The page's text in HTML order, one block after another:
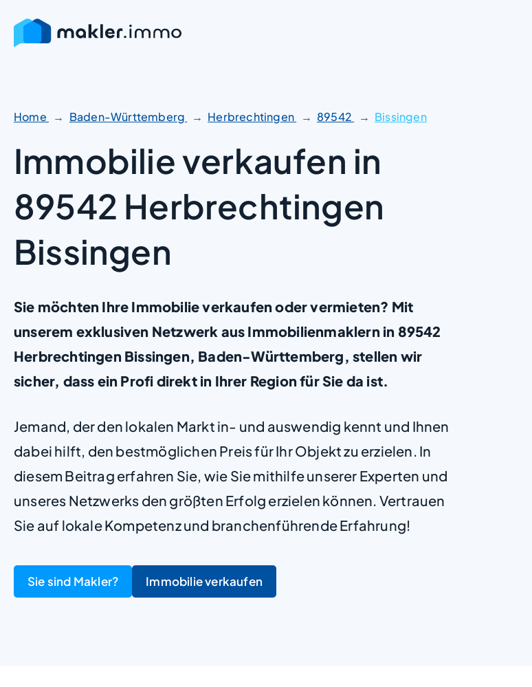
Home Baden-Württemberg Herbrechtingen 89542 Bissingen
Immobilie verkaufen in
89542 Herbrechtingen
Bissingen
Sie möchten Ihre Immobilie verkaufen oder vermieten? Mit
unserem exklusiven Netzwerk aus Immobilienmaklern in 89542
Herbrechtingen Bissingen, Baden-Württemberg, stellen wir
sicher, dass ein Profi direkt in Ihrer Region für Sie da ist.
Jemand, der den lokalen Markt in- und auswendig kennt und Ihnen
dabei hilft, den bestmöglichen Preis für Ihr Objekt zu erzielen. In
diesem Beitrag erfahren Sie, wie Sie mithilfe unserer Experten und
unseres Netzwerks den größten Erfolg erzielen können. Vertrauen
Sie auf lokale Kompetenz und branchenführende Erfahrung!
Sie sind Makler? Immobilie verkaufen